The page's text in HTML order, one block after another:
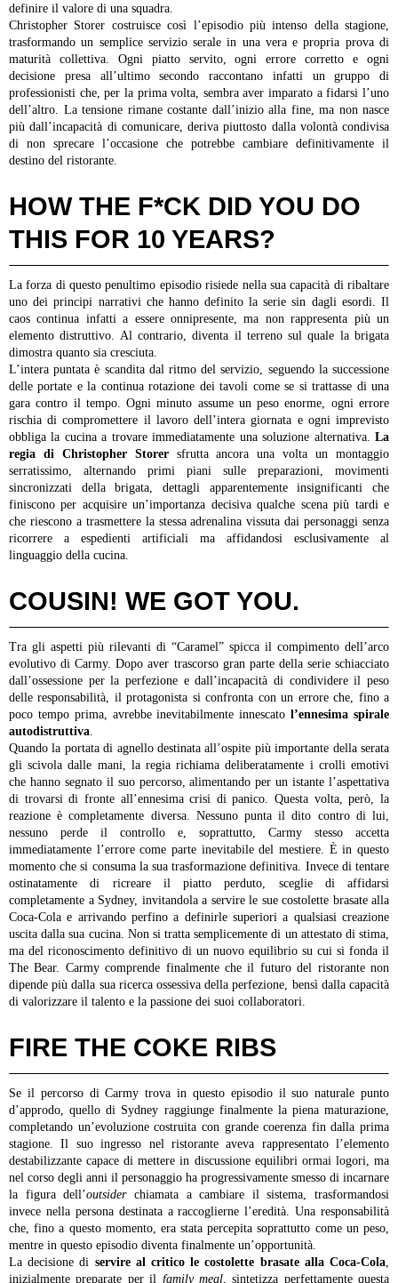
definire il valore di una squadra.
Christopher Storer costruisce così l’episodio più intenso della stagione,
trasformando un semplice servizio serale in una vera e propria prova di
maturità collettiva. Ogni piatto servito, ogni errore corretto e ogni
decisione presa all’ultimo secondo raccontano infatti un gruppo di
professionisti che, per la prima volta, sembra aver imparato a fidarsi l’uno
dell’altro. La tensione rimane costante dall’inizio alla fine, ma non nasce
più dall’incapacità di comunicare, deriva piuttosto dalla volontà condivisa
di non sprecare l’occasione che potrebbe cambiare definitivamente il
destino del ristorante.
HOW THE F*CK DID YOU DO
THIS FOR 10 YEARS?
La forza di questo penultimo episodio risiede nella sua capacità di ribaltare
uno dei principi narrativi che hanno definito la serie sin dagli esordi. Il
caos continua infatti a essere onnipresente, ma non rappresenta più un
elemento distruttivo. Al contrario, diventa il terreno sul quale la brigata
dimostra quanto sia cresciuta.
L’intera puntata è scandita dal ritmo del servizio, seguendo la successione
delle portate e la continua rotazione dei tavoli come se si trattasse di una
gara contro il tempo. Ogni minuto assume un peso enorme, ogni errore
rischia di compromettere il lavoro dell’intera giornata e ogni imprevisto
obbliga la cucina a trovare immediatamente una soluzione alternativa.
La
regia di Christopher Storersfrutta ancora una volta un montaggio
serratissimo, alternando primi piani sulle preparazioni, movimenti
sincronizzati della brigata, dettagli apparentemente insignificanti che
finiscono per acquisire un’importanza decisiva qualche scena più tardi e
che riescono a trasmettere la stessa adrenalina vissuta dai personaggi senza
ricorrere a espedienti artificiali ma affidandosi esclusivamente al
linguaggio della cucina.
COUSIN! WE GOT YOU.
Tra gli aspetti più rilevanti di “Caramel” spicca il compimento dell’arco
evolutivo di Carmy. Dopo aver trascorso gran parte della serie schiacciato
dall’ossessione per la perfezione e dall’incapacità di condividere il peso
delle responsabilità, il protagonista si confronta con un errore che, fino a
poco tempo prima, avrebbe inevitabilmente innescatol’ennesima spirale
autodistruttiva
Quando la portata di agnello destinata all’ospite più importante della serata
gli scivola dalle mani, la regia richiama deliberatamente i crolli emotivi
che hanno segnato il suo percorso, alimentando per un istante l’aspettativa
di trovarsi di fronte all’ennesima crisi di panico. Questa volta, però, la
reazione è completamente diversa. Nessuno punta il dito contro di lui,
nessuno perde il controllo e, soprattutto, Carmy stesso accetta
immediatamente l’errore come parte inevitabile del mestiere.
È in questo
momento che si consuma la sua trasformazione definitiva. Invece di tentare
ostinatamente di ricreare il piatto perduto, sceglie di affidarsi
completamente a Sydney, invitandola a servire le sue costolette brasate alla
Coca-Cola e arrivando perfino a definirle superiori a qualsiasi creazione
uscita dalla sua cucina. Non si tratta semplicemente di un attestato di stima,
ma del riconoscimento definitivo di un nuovo equilibrio su cui si fonda il
The Bear. Carmy comprende finalmente che il futuro del ristorante non
dipende più dalla sua ricerca ossessiva della perfezione, bensì dalla capacità
di valorizzare il talento e la passione dei suoi collaboratori.
FIRE THE COKE RIBS
Se il percorso di Carmy trova in questo episodio il suo naturale punto
d’approdo, quello di Sydney raggiunge finalmente la piena maturazione,
completando un’evoluzione costruita con grande coerenza fin dalla prima
stagione. Il suo ingresso nel ristorante aveva rappresentato l’elemento
destabilizzante capace di mettere in discussione equilibri ormai logori, ma
nel corso degli anni il personaggio ha progressivamente smesso di incarnare
la figura dell’outsiderchiamata a cambiare il sistema, trasformandosi
invece nella persona destinata a raccoglierne l’eredità. Una responsabilità
che, fino a questo momento, era stata percepita soprattutto come un peso,
mentre in questo episodio diventa finalmente un’opportunità.
La decisione di servire al critico le costolette brasate alla Coca-Cola
inizialmente preparate per il family meal, sintetizza perfettamente questa